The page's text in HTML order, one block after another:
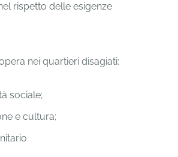
rispetto delle esigenze
nei quartieri disagiati:
sociale;
e cultura;